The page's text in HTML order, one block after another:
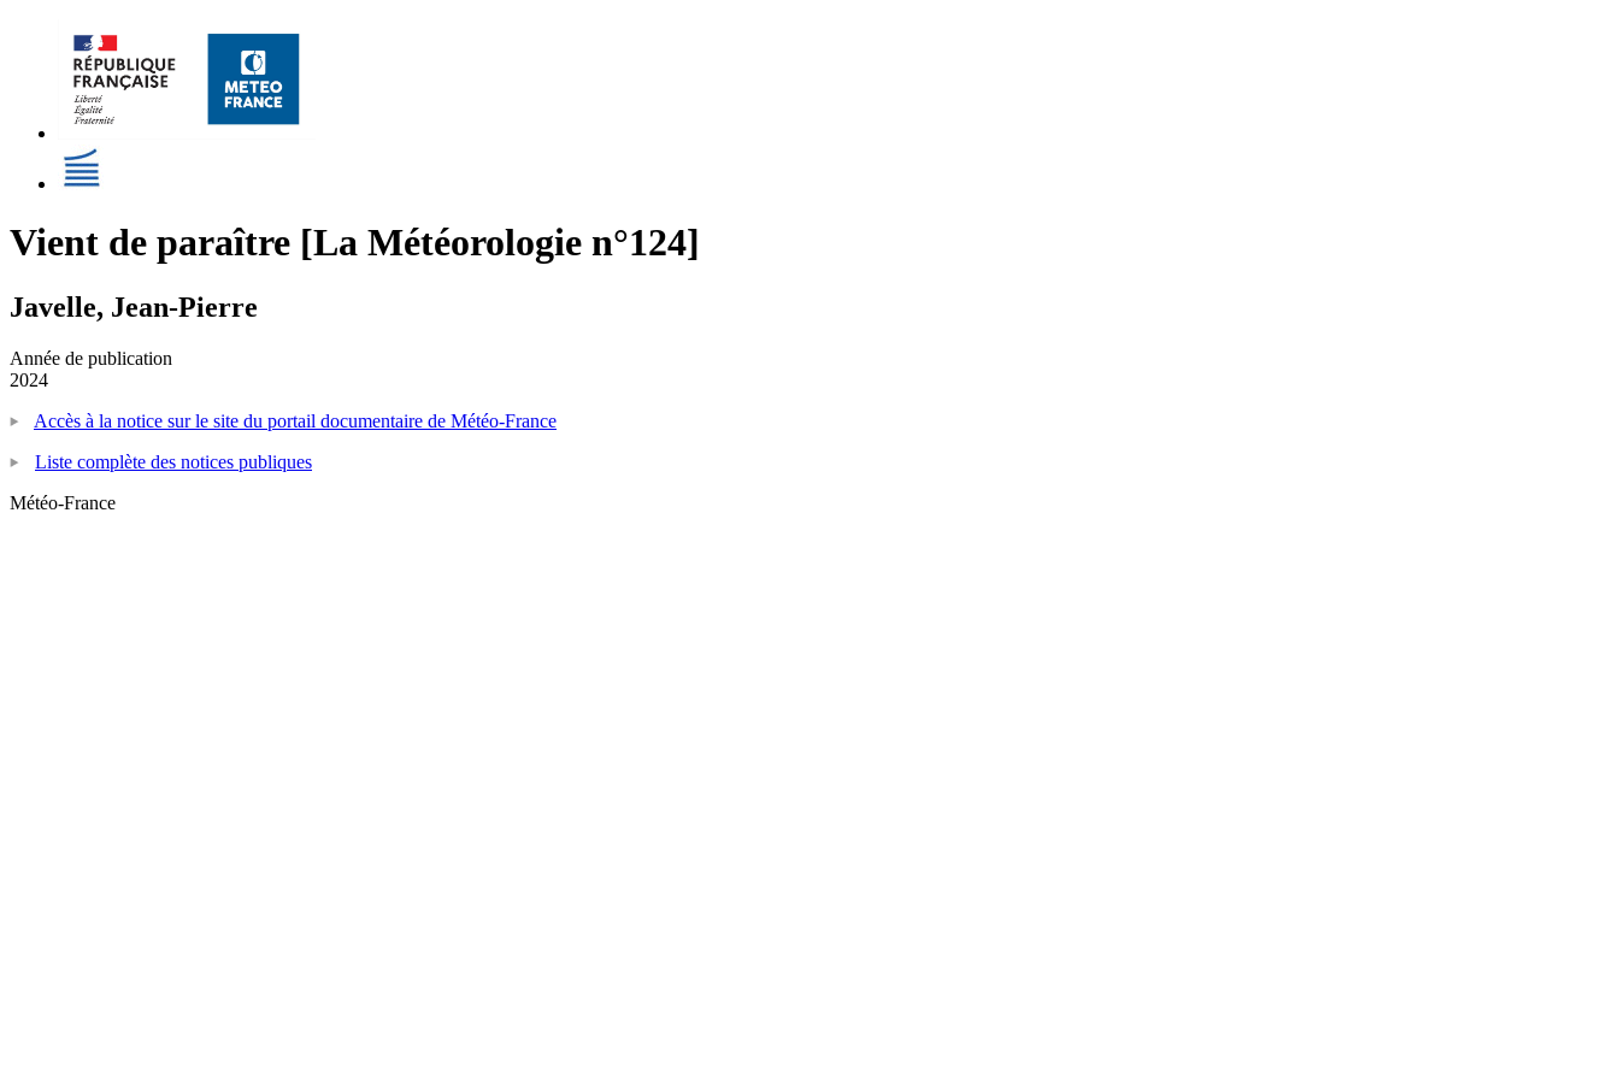
Vient de paraître [La Météorologie n°124]
Javelle, Jean-Pierre
Année de publication
2024
Accès à la notice sur le site du portail documentaire de Météo-France
Liste complète des notices publiques
Météo-France